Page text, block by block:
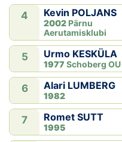
Koolitused
4 Kevin POLJANS
2002 Pärnu
Aerutamisklubi
5 Urmo KESKÜLA
1977 Schoberg OU
6 Alari LUMBERG
1982
7 Romet SUTT
1995